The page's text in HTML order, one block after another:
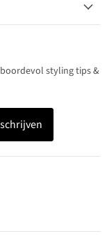
styling tips &